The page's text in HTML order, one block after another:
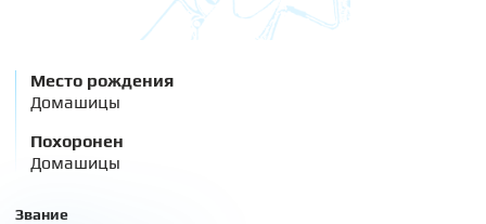
Место рождения
Домашицы
Похоронен
Домашицы
Звание